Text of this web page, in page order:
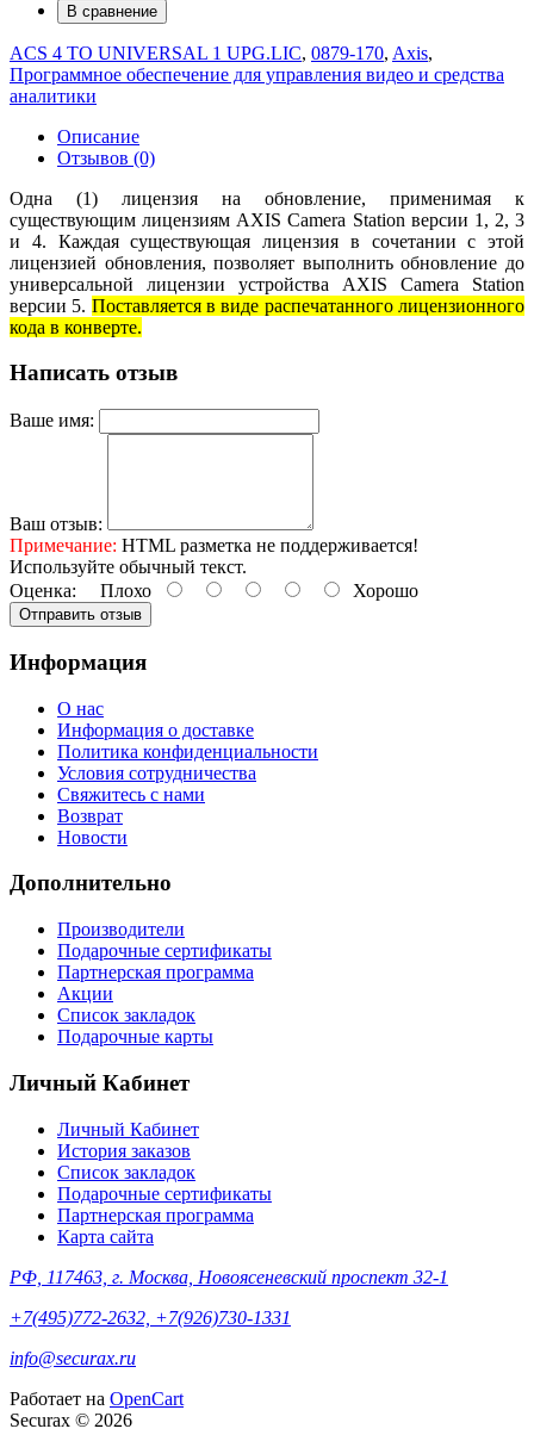
В сравнение
ACS 4 TO UNIVERSAL 1 UPG.LIC, 0879-170, Axis,
Программное обеспечение для управления видео и средства
аналитики
Описание
Отзывов (0)
Одна (1) лицензия на обновление, применимая к
существующим лицензиям AXIS Camera Station версии 1, 2, 3
и 4. Каждая существующая лицензия в сочетании с этой
лицензией обновления, позволяет выполнить обновление до
универсальной лицензии устройства AXIS Camera Station
версии 5. Поставляется в виде распечатанного лицензионного
кода в конверте.
Написать отзыв
Ваше имя:
Ваш отзыв:
Примечание: HTML разметка не поддерживается!
Используйте обычный текст.
Оценка: Плохо Хорошо
Отправить отзыв
Информация
О нас
Информация о доставке
Политика конфиденциальности
Условия сотрудничества
Свяжитесь с нами
Возврат
Новости
Дополнительно
Производители
Подарочные сертификаты
Партнерская программа
Акции
Список закладок
Подарочные карты
Личный Кабинет
Личный Кабинет
История заказов
Список закладок
Подарочные сертификаты
Партнерская программа
Карта сайта
РФ, 117463, г. Москва, Новоясеневский проспект 32-1
+7(495)772-2632, +7(926)730-1331
info@securax.ru
Работает на OpenCart
Securax © 2026